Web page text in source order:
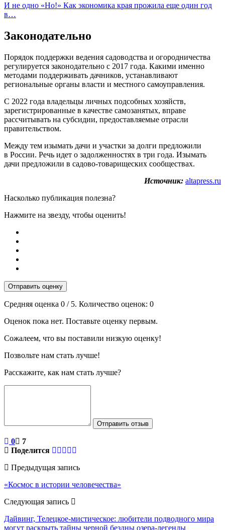
И не одно «Но!» Как экономика края прожила еще один год
в…
Законодательно
Порядок поддержки ведения садоводства и огородничества
регулируется законодательно с 2017 года. Какими именно
методами поддерживать дачников, устанавливают
региональные органы власти и местного самоуправления.
С 2022 года владельцы личных подсобных хозяйств,
зарегистрированные в качестве самозанятых, вправе
рассчитывать на субсидии, предоставляемые отрасли
правительством.
Между тем изымать дачи и участки за долги предложили
в России. Речь идет о задолженностях в три года. Изымать
дачи предложили в садово-товарищеских сообществах.
Источник: altapress.ru
Насколько публикация полезна?
Нажмите на звезду, чтобы оценить!
Отправить оценку
Средняя оценка 0 / 5. Количество оценок: 0
Оценок пока нет. Поставьте оценку первым.
Сожалеем, что вы поставили низкую оценку!
Позвольте нам стать лучше!
Расскажите, как нам стать лучше?
Отправить отзыв
0
7
Поделится
Предыдущая запись
«Космос в истории человечества»
Следующая запись
Дайвинг, Телецкое-мистическое: любители подводного мира
могут раскрыть тайны черной бездны озера-легенды